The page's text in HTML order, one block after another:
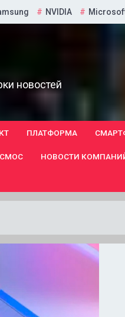
NVIDIA
новостей
ПЛАТФОРМА
НОВОСТИ